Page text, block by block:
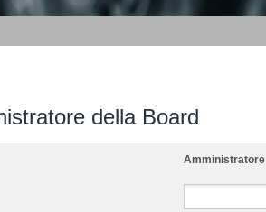
della Board
Amministratore